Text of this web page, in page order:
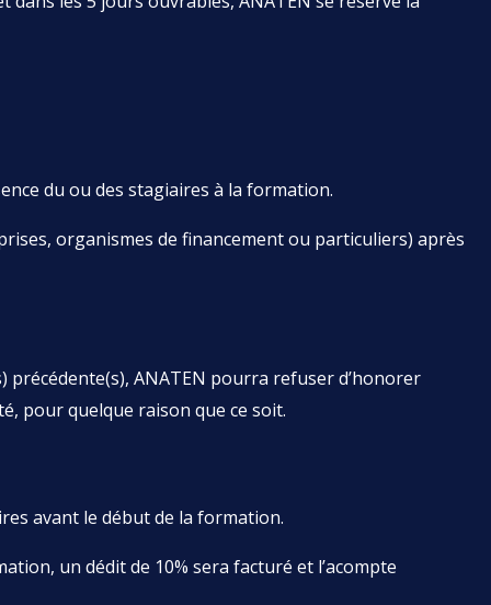
du ou des stagiaires à la formation.
organismes de financement ou particuliers) après
précédente(s), ANATEN pourra refuser d’honorer
pour quelque raison que ce soit.
avant le début de la formation.
un dédit de 10% sera facturé et l’acompte